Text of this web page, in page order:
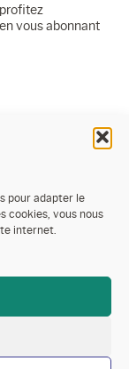
pour adapter le
cookies, vous nous
internet.
vous abonnant